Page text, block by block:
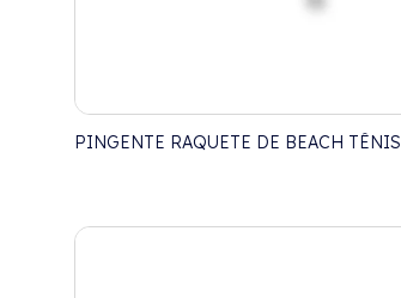
PINGENTE RAQUETE DE BEACH TÊNIS